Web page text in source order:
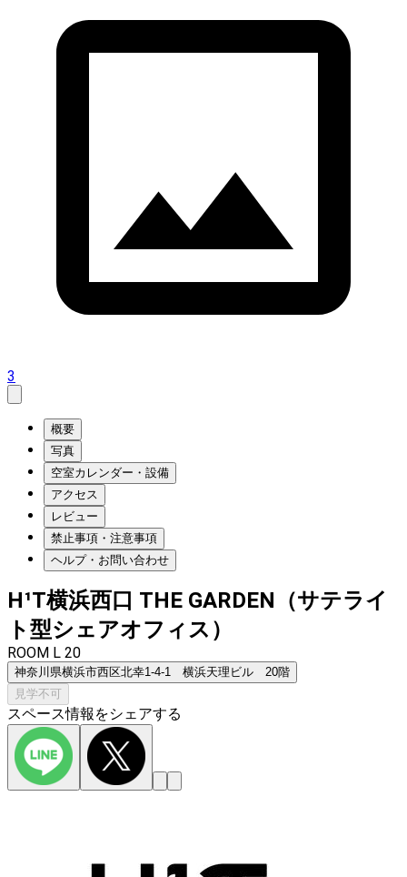
3
概要
写真
空室カレンダー・設備
アクセス
レビュー
禁止事項・注意事項
ヘルプ・お問い合わせ
H¹T横浜西口 THE GARDEN（サテライ
ト型シェアオフィス）
ROOM L 20
神奈川県横浜市西区北幸1-4-1 横浜天理ビル 20階
見学不可
スペース情報をシェアする